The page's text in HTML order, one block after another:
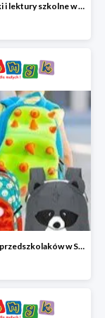
Podręczniki i lektury szkolne w Smyku do -45%
Plecaki dla przedszkolaków w Smyku do -40%